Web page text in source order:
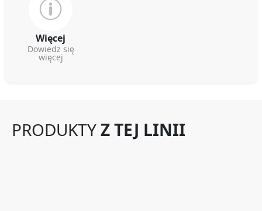
Więcej
Dowiedz się
więcej
PRODUKTYZ TEJ LINII